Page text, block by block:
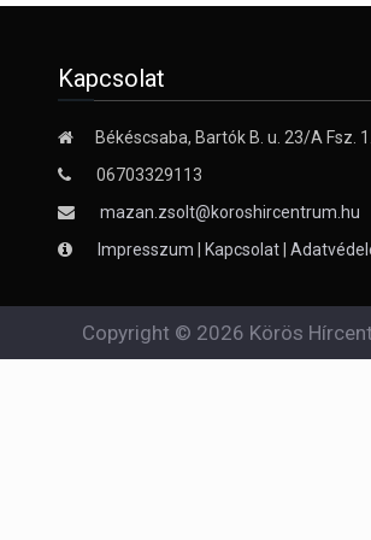
Kapcsolat
Békéscsaba, Bartók B. u. 23/A Fsz. 1.
06703329113
mazan.zsolt@koroshircentrum.hu
Impresszum
Kapcsolat
Copyright © 2026 Körös